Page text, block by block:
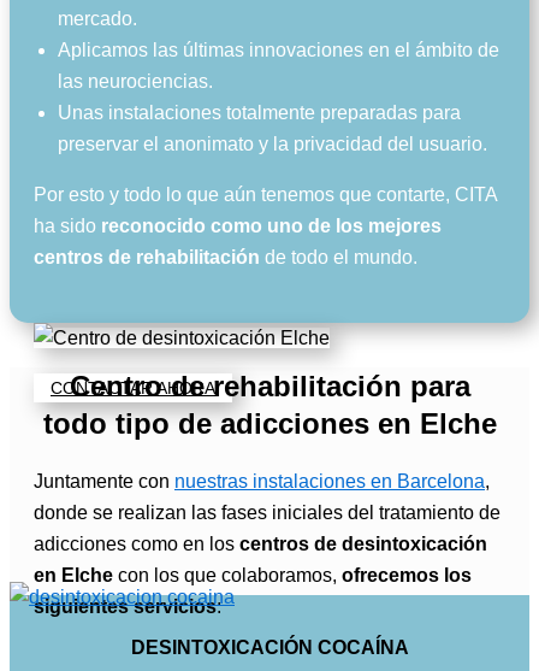
mercado.
Aplicamos las últimas innovaciones en el ámbito de
las neurociencias.
Unas instalaciones totalmente preparadas para
preservar el anonimato y la privacidad del usuario.
Por esto y todo lo que aún tenemos que contarte, CITA
ha sido reconocido como uno de los mejores
centros de rehabilitación de todo el mundo.
CONTACTAR AHORA
Centro de rehabilitación para
todo tipo de adicciones en Elche
Juntamente con nuestras instalaciones en Barcelona,
donde se realizan las fases iniciales del tratamiento de
adicciones como en los centros de desintoxicación
en Elche con los que colaboramos, ofrecemos los
siguientes servicios:
DESINTOXICACIÓN COCAÍNA